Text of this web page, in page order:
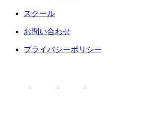
スクール
お問い合わせ
プライバシーポリシー